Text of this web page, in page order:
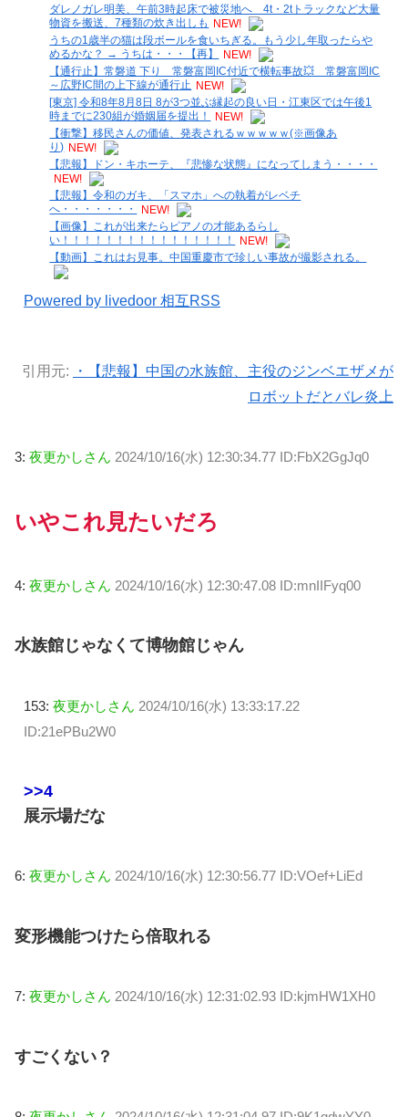
ダレノガレ明美、午前3時起床で被災地へ 4t・2tトラックなど大量
物資を搬送、7種類の炊き出しも NEW!
うちの1歳半の猫は段ボールを食いちぎる。もう少し年取ったらや
めるかな？ → うちは・・・【再】
NEW!
【通行止】常磐道 下り 常磐富岡IC付近で横転事故💥 常磐富岡IC
～広野IC間の上下線が通行止 NEW!
[東京] 令和8年8月8日 8が3つ並ぶ縁起の良い日・江東区では午後1
時までに230組が婚姻届を提出！
NEW!
【衝撃】移民さんの価値、発表されるｗｗｗｗｗ(※画像あ
り) NEW!
【悲報】ドン・キホーテ、『悲惨な状態』になってしまう・・・・
NEW!
【悲報】令和のガキ、「スマホ」への執着がレベチ
へ・・・・・・・
NEW!
【画像】これが出来たらピアノの才能あるらし
い！！！！！！！！！！！！！！！！
NEW!
【動画】これはお見事。中国重慶市で珍しい事故が撮影される。
Powered by livedoor 相互RSS
引用元:
・【悲報】中国の水族館、主役のジンベエザメが
ロボットだとバレ炎上
3: 夜更かしさん 2024/10/16(水) 12:30:34.77 ID:FbX2GgJq0
いやこれ見たいだろ
4: 夜更かしさん 2024/10/16(水) 12:30:47.08 ID:mnIIFyq00
水族館じゃなくて博物館じゃん
153: 夜更かしさん 2024/10/16(水) 13:33:17.22
ID:21ePBu2W0
>>4
展示場だな
6: 夜更かしさん 2024/10/16(水) 12:30:56.77 ID:VOef+LiEd
変形機能つけたら倍取れる
7: 夜更かしさん 2024/10/16(水) 12:31:02.93 ID:kjmHW1XH0
すごくない？